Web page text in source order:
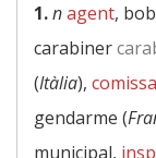
1.nagent,
carabiner
(Itàlia),
gendarme (
municipal,